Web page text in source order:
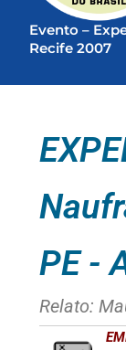
Evento –
Recife 2007
PE -
Relato: